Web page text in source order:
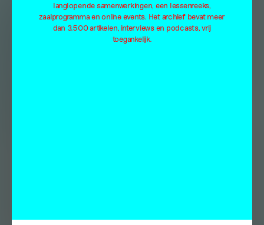
langlopende samenwerkingen, een lessenreeks,
zaalprogramma en online events. Het archief bevat meer
dan 3.500 artikelen, interviews en podcasts, vrij
toegankelijk.